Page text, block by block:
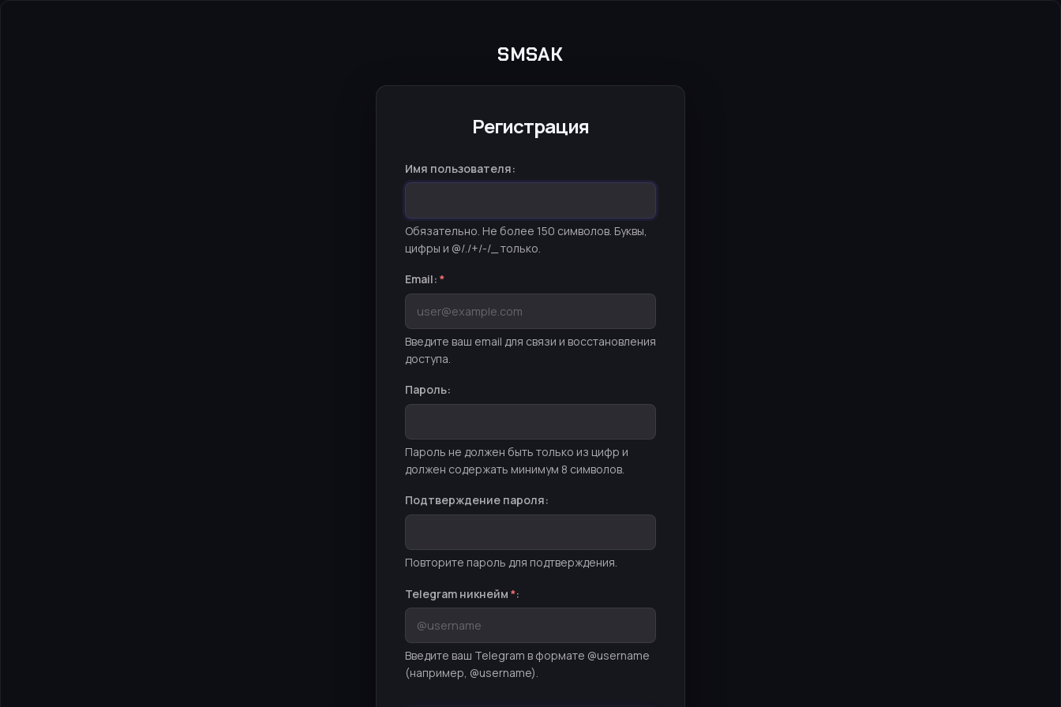
SMSAK
Регистрация
Имя пользователя:
Обязательно. Не более 150 символов. Буквы,
цифры и @/./+/-/_ только.
Email: *
Введите ваш email для связи и восстановления
доступа.
Пароль:
Пароль не должен быть только из цифр и
должен содержать минимум 8 символов.
Подтверждение пароля:
Повторите пароль для подтверждения.
Telegram никнейм *:
Введите ваш Telegram в формате @username
(например, @username).